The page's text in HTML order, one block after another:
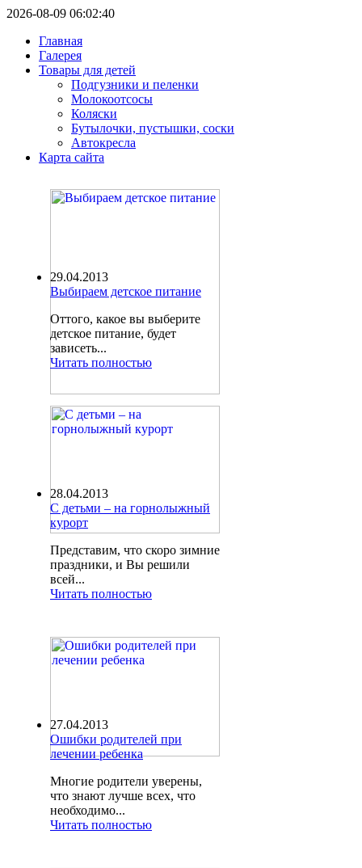
2026-08-09 06:02:40
Главная
Галерея
Товары для детей
Подгузники и пеленки
Молокоотсосы
Коляски
Бутылочки, пустышки, соски
Автокресла
Карта сайта
29.04.2013
Выбираем детское питание
Оттого, какое вы выберите
детское питание, будет
зависеть...
Читать полностью
28.04.2013
С детьми – на горнолыжный
курорт
Представим, что скоро зимние
праздники, и Вы решили
всей...
Читать полностью
27.04.2013
Ошибки родителей при
лечении ребенка
Многие родители уверены,
что знают лучше всех, что
необходимо...
Читать полностью